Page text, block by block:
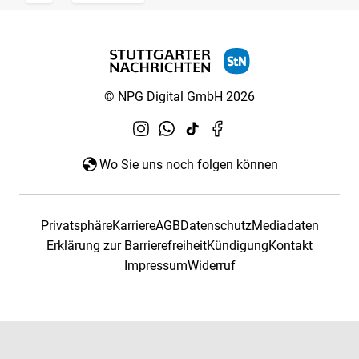
© NPG Digital GmbH 2026
Wo Sie uns noch folgen können
PrivatsphäreKarriereAGBDatenschutzMediadaten
Erklärung zur BarrierefreiheitKündigungKontakt
ImpressumWiderruf